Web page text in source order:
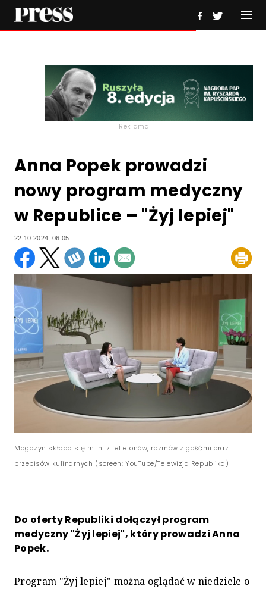
Reklama
Anna Popek prowadzi
nowy program medyczny
w Republice – "Żyj lepiej"
22.10.2024, 06:05
Magazyn składa się m.in. z felietonów, rozmów z gośćmi oraz
przepisów kulinarnych (screen: YouTube/Telewizja Republika)
Do oferty Republiki dołączył program
medyczny "Żyj lepiej", który prowadzi Anna
Popek.
Program "Żyj lepiej" można oglądać w niedziele o